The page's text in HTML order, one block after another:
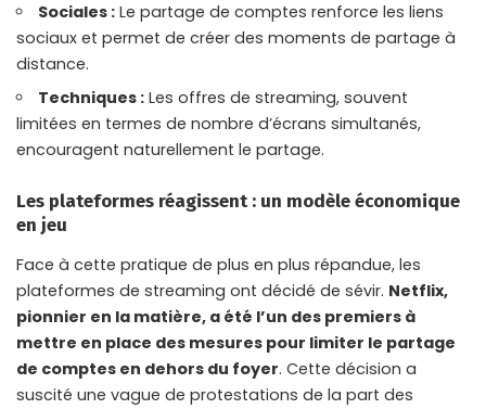
Sociales : Le partage de comptes renforce les liens
sociaux et permet de créer des moments de partage à
distance.
Techniques : Les offres de streaming, souvent
limitées en termes de nombre d’écrans simultanés,
encouragent naturellement le partage.
Les plateformes réagissent : un modèle économique
en jeu
Face à cette pratique de plus en plus répandue, les
plateformes de streaming ont décidé de sévir. Netflix,
pionnier en la matière, a été l’un des premiers à
mettre en place des mesures pour limiter le partage
de comptes en dehors du foyer. Cette décision a
suscité une vague de protestations de la part des